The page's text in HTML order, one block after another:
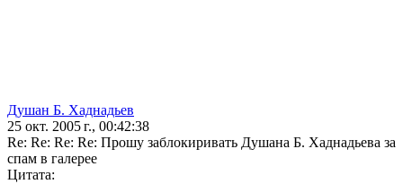
Душан Б. Хаднадьев
25 окт. 2005 г., 00:42:38
Re: Re: Re: Re: Прошу заблокиривать Душана Б. Хаднадьева за
спам в галерее
Цитата: